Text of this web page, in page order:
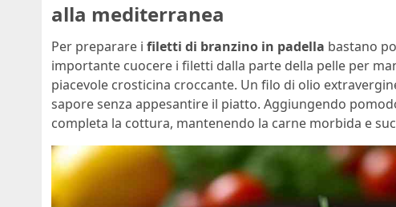
alla mediterranea
Per preparare i filetti di branzino in padella bastano
importante cuocere i filetti dalla parte della pelle per
piacevole crosticina croccante. Un filo di olio
sapore senza appesantire il piatto. Aggiungendo
completa la cottura, mantenendo la carne morbida e